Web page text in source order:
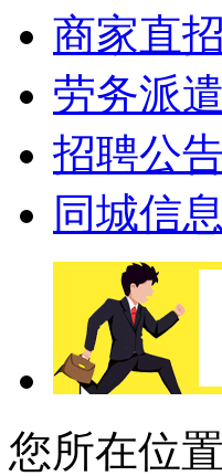
商家直招
劳务派遣
招聘公
同城信息
您所在位置